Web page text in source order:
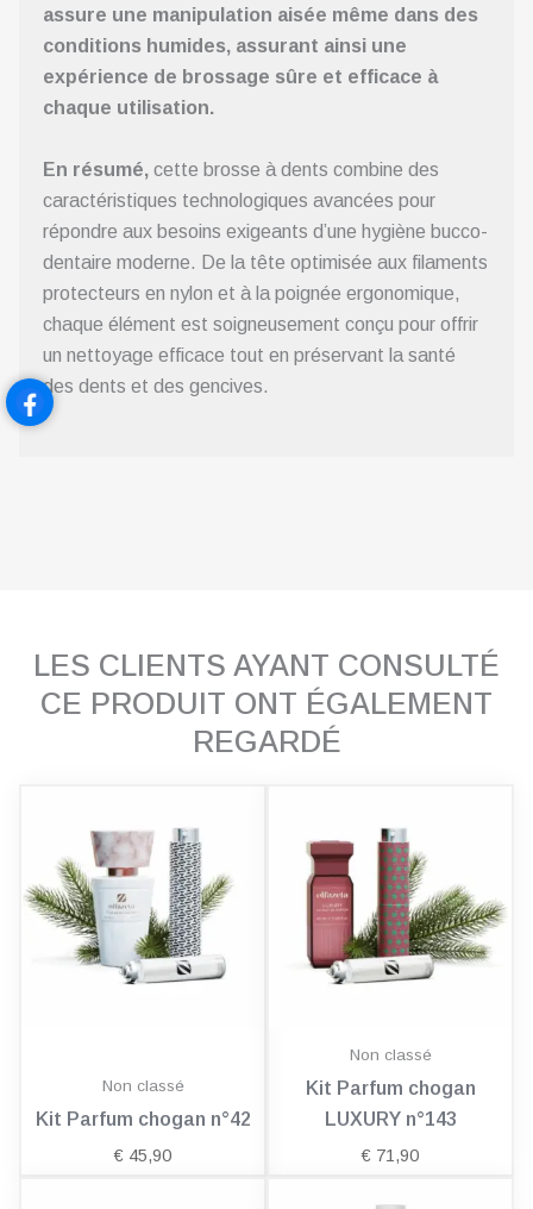
assure une manipulation aisée même dans des
conditions humides, assurant ainsi une
expérience de brossage sûre et efficace à
chaque utilisation.
En résumé, cette brosse à dents combine des
caractéristiques technologiques avancées pour
répondre aux besoins exigeants d’une hygiène bucco-
dentaire moderne. De la tête optimisée aux filaments
protecteurs en nylon et à la poignée ergonomique,
chaque élément est soigneusement conçu pour offrir
un nettoyage efficace tout en préservant la santé
des dents et des gencives.
LES CLIENTS AYANT CONSULTÉ
CE PRODUIT ONT ÉGALEMENT
REGARDÉ
Non classé
Kit Parfum chogan n°42
€ 45,90
Non classé
Kit Parfum chogan
LUXURY n°143
€ 71,90